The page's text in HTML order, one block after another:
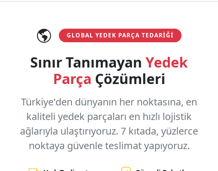
GLOBAL YEDEK PARÇA TEDARIĞI
Sınır Tanımayan Yedek
Parça Çözümleri
Türkiye'den dünyanın her noktasına, en
kaliteli yedek parçaları en hızlı lojistik
ağlarıyla ulaştırıyoruz. 7 kıtada, yüzlerce
noktaya güvenle teslimat yapıyoruz.